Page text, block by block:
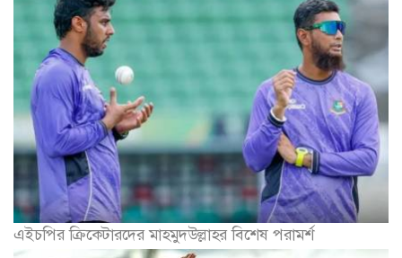
এইচপির ক্রিকেটারদের মাহমুদউল্লাহর বিশেষ পরামর্শ